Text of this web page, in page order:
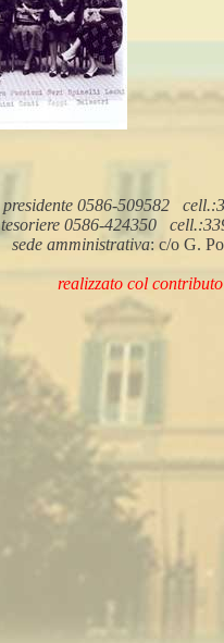
presidente 0586-509582
tesoriere 0586-424350
sede amministrativa: c/o G.
realizzato col